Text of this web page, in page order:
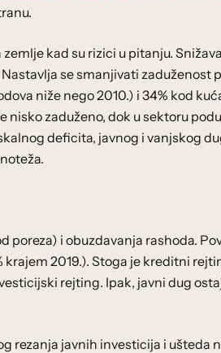
kad su rizici u pitanju.
se smanjivati zaduženost
niže nego 2010.) i 34% kod
zaduženo, dok u sektoru
deficita, javnog i vanjskog
i obuzdavanja rashoda.
2019.). Stoga je kreditni
rejting. Ipak, javni dug
rezanja javnih investicija i ušteda